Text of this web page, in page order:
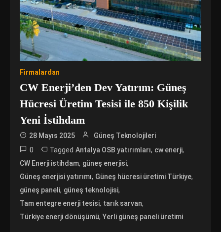
Firmalardan
CW Enerji’den Dev Yatırım: Güneş
Hücresi Üretim Tesisi ile 850 Kişilik
Yeni İstihdam
28 Mayıs 2025 Güneş Teknolojileri
0 TaggedAntalya OSB yatırımları, cw enerji,
CW Enerji istihdam, güneş enerjisi,
Güneş enerjisi yatırımı, Güneş hücresi üretimi Türkiye,
güneş paneli, güneş teknolojisi,
Tam entegre enerji tesisi, tarık sarvan,
Türkiye enerji dönüşümü,Yerli güneş paneli üretimi